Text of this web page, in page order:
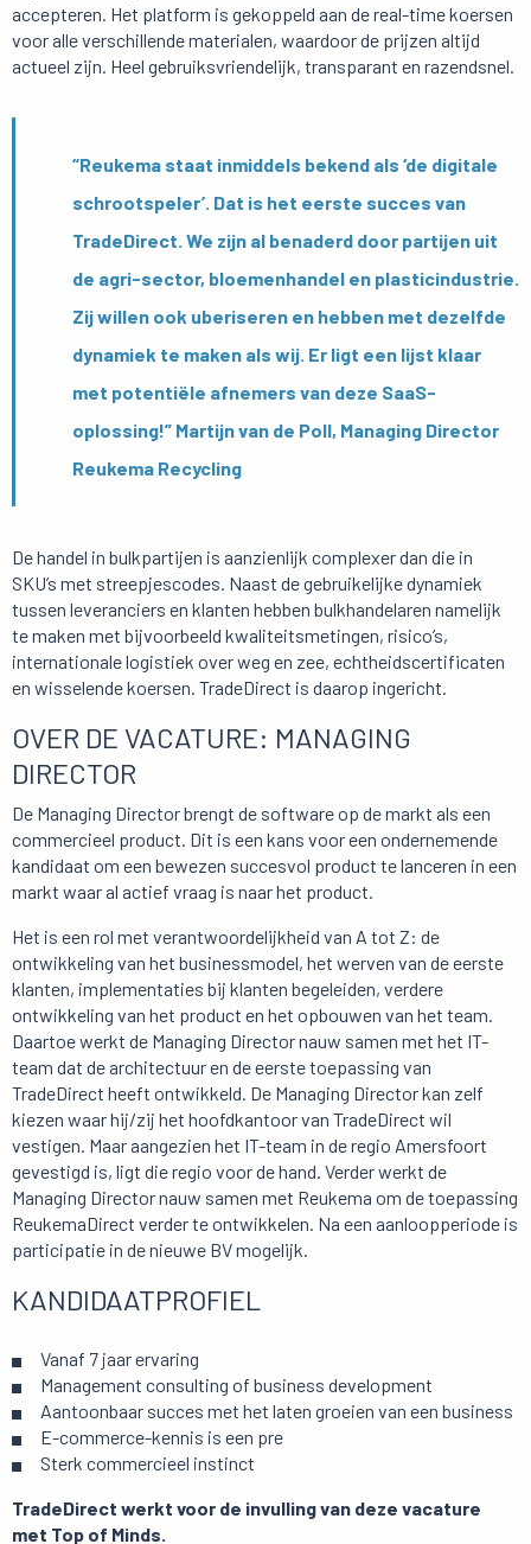
accepteren. Het platform is gekoppeld aan de real-time koersen
voor alle verschillende materialen, waardoor de prijzen altijd
actueel zijn. Heel gebruiksvriendelijk, transparant en razendsnel.
“Reukema staat inmiddels bekend als ‘de digitale
schrootspeler’. Dat is het eerste succes van
TradeDirect. We zijn al benaderd door partijen uit
de agri-sector, bloemenhandel en plasticindustrie.
Zij willen ook uberiseren en hebben met dezelfde
dynamiek te maken als wij. Er ligt een lijst klaar
met potentiële afnemers van deze SaaS-
oplossing!” Martijn van de Poll, Managing Director
Reukema Recycling
De handel in bulkpartijen is aanzienlijk complexer dan die in
SKU’s met streepjescodes. Naast de gebruikelijke dynamiek
tussen leveranciers en klanten hebben bulkhandelaren namelijk
te maken met bijvoorbeeld kwaliteitsmetingen, risico’s,
internationale logistiek over weg en zee, echtheidscertificaten
en wisselende koersen. TradeDirect is daarop ingericht.
OVER DE VACATURE: MANAGING
DIRECTOR
De Managing Director brengt de software op de markt als een
commercieel product. Dit is een kans voor een ondernemende
kandidaat om een bewezen succesvol product te lanceren in een
markt waar al actief vraag is naar het product.
Het is een rol met verantwoordelijkheid van A tot Z: de
ontwikkeling van het businessmodel, het werven van de eerste
klanten, implementaties bij klanten begeleiden, verdere
ontwikkeling van het product en het opbouwen van het team.
Daartoe werkt de Managing Director nauw samen met het IT-
team dat de architectuur en de eerste toepassing van
TradeDirect heeft ontwikkeld. De Managing Director kan zelf
kiezen waar hij/zij het hoofdkantoor van TradeDirect wil
vestigen. Maar aangezien het IT-team in de regio Amersfoort
gevestigd is, ligt die regio voor de hand. Verder werkt de
Managing Director nauw samen met Reukema om de toepassing
ReukemaDirect verder te ontwikkelen. Na een aanloopperiode is
participatie in de nieuwe BV mogelijk.
KANDIDAATPROFIEL
Vanaf 7 jaar ervaring
Management consulting of business development
Aantoonbaar succes met het laten groeien van een business
E-commerce-kennis is een pre
Sterk commercieel instinct
TradeDirect werkt voor de invulling van deze vacature
met Top of Minds.